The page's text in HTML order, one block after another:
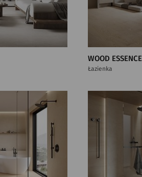
WOOD ESSENCE
Łazienka